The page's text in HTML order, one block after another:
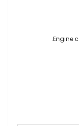
Engine